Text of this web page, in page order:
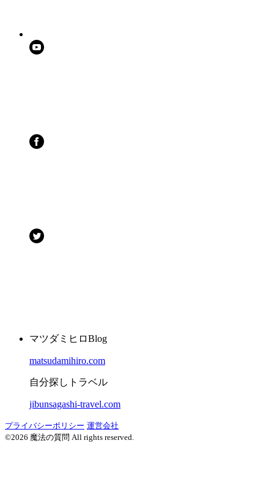
マツダミヒロBlog
matsudamihiro.com
自分探しトラベル
jibunsagashi-travel.com
プライバシーポリシー 運営会社
©2026 魔法の質問 All rights reserved.